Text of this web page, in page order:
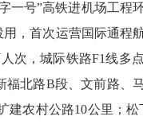
一号”高铁进机场工程
，首次运营国际通程
次，城际铁路F1线多
福北路B段、文前路、
建农村公路10公里 ；